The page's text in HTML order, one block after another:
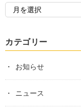
カテゴリー
お知らせ
ニュース